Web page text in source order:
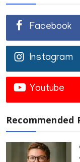
Facebook
Instagram
Youtube
Recommended